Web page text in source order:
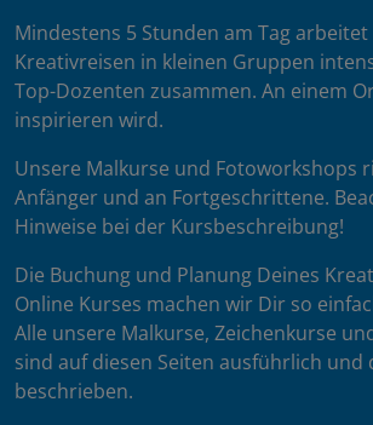
Mindestens 5 Stunden am Tag
Kreativreisen in kleinen Gruppen
Top-Dozenten zusammen. An einem
inspirieren wird.
Unsere Malkurse und Fotoworkshops
Anfänger und an Fortgeschrittene.
Hinweise bei der Kursbeschreibung!
Die Buchung und Planung Deines
Online Kurses machen wir Dir so
Alle unsere Malkurse, Zeichenkurse
sind auf diesen Seiten ausführlich und
beschrieben.